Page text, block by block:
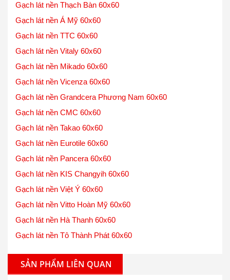
Gạch lát nền Thạch Bàn 60x60
Gạch lát nền Á Mỹ 60x60
Gạch lát nền TTC 60x60
Gạch lát nền Vitaly 60x60
Gạch lát nền Mikado 60x60
Gạch lát nền Vicenza 60x60
Gạch lát nền Grandcera Phương Nam 60x60
Gạch lát nền CMC 60x60
Gạch lát nền Takao 60x60
Gạch lát nền Eurotile 60x60
Gạch lát nền Pancera 60x60
Gạch lát nền KIS Changyih 60x60
Gạch lát nền Việt Ý 60x60
Gạch lát nền Vitto Hoàn Mỹ 60x60
Gạch lát nền Hà Thanh 60x60
Gạch lát nền Tô Thành Phát 60x60
SẢN PHẨM LIÊN QUAN